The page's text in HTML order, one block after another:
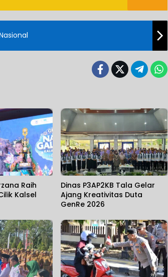
Raih
Kalsel
Dinas P3AP2KB Tala Gelar
Ajang Kreativitas Duta
GenRe 2026